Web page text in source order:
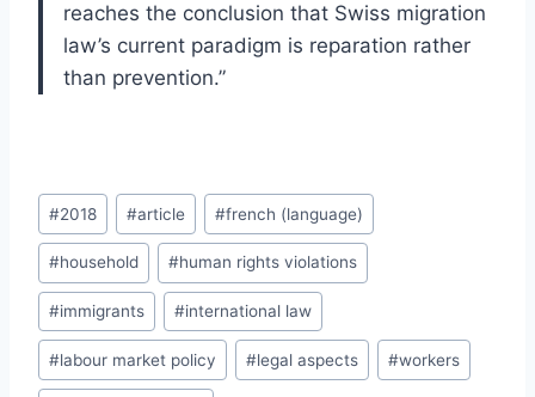
reaches the conclusion that Swiss migration
law’s current paradigm is reparation rather
than prevention.”
Post
Tags:
#2018 #article #french (language)
#household #human rights violations
#immigrants #international law
#labour market policy #legal aspects #workers